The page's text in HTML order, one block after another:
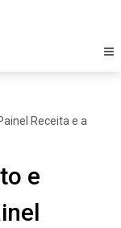
Receita e a
e